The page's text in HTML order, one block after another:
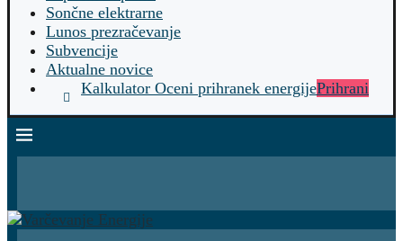
Sončne elektrarne
Lunos prezračevanje
Subvencije
Aktualne novice
Kalkulator Oceni prihranek energijePrihrani